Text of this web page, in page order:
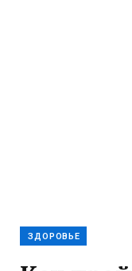
ЗДОРОВЬЕ